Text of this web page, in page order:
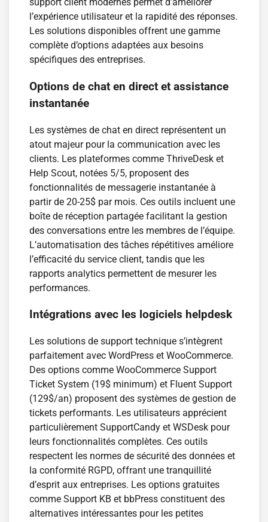
l’expérience utilisateur et la rapidité des réponses.
Les solutions disponibles offrent une gamme
complète d’options adaptées aux besoins
spécifiques des entreprises.
Options de chat en direct et assistance
instantanée
Les systèmes de chat en direct représentent un
atout majeur pour la communication avec les
clients. Les plateformes comme ThriveDesk et
Help Scout, notées 5/5, proposent des
fonctionnalités de messagerie instantanée à
partir de 20-25$ par mois. Ces outils incluent une
boîte de réception partagée facilitant la gestion
des conversations entre les membres de l’équipe.
L’automatisation des tâches répétitives améliore
l’efficacité du service client, tandis que les
rapports analytics permettent de mesurer les
performances.
Intégrations avec les logiciels helpdesk
Les solutions de support technique s’intègrent
parfaitement avec WordPress et WooCommerce.
Des options comme WooCommerce Support
Ticket System (19$ minimum) et Fluent Support
(129$/an) proposent des systèmes de gestion de
tickets performants. Les utilisateurs apprécient
particulièrement SupportCandy et WSDesk pour
leurs fonctionnalités complètes. Ces outils
respectent les normes de sécurité des données et
la conformité RGPD, offrant une tranquillité
d’esprit aux entreprises. Les options gratuites
comme Support KB et bbPress constituent des
alternatives intéressantes pour les petites